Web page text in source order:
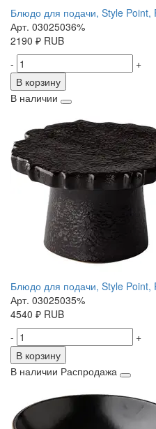
Блюдо для подачи, Style Point,
Арт. 03025036%
2190 ₽ RUB
-
+
В корзину
В наличии
Блюдо для подачи, Style Point,
Арт. 03025035%
4540 ₽ RUB
-
+
В корзину
В наличии Распродажа